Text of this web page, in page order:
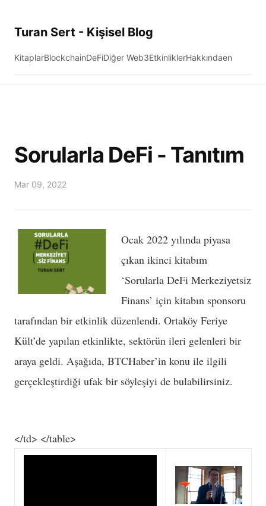
Turan Sert - Kişisel Blog
KitaplarBlockchainDeFiDiğer Web3EtkinliklerHakkındaen
Sorularla DeFi - Tanıtım
Mar 09, 2022
Ocak 2022 yılında piyasa
çıkan ikinci kitabım
‘Sorularla DeFi Merkeziyetsiz
Finans’ için kitabın sponsoru
tarafından bir etkinlik düzenlendi. Ortaköy Feriye
Kült’de yapılan etkinlikte, sektörün ileri gelenleri bir
araya geldi. Aşağıda, BTCHaber’in konu ile ilgili
gerçekleştirdiği ufak bir söyleşiyi de bulabilirsiniz.
</td> </table>